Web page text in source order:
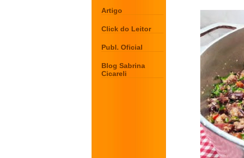
Artigo
Click do Leitor
Publ. Oficial
Blog Sabrina
Cicareli